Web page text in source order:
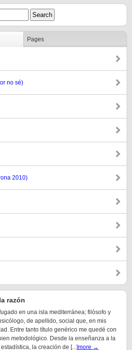
Pages
no sé)
2010)
razón
en una isla mediterránea; filósofo y
de apellido, social que, en mis
Entre tanto título genérico me quedé con
metodológico. Desde la enseñanza a la
la creación de [...]more →